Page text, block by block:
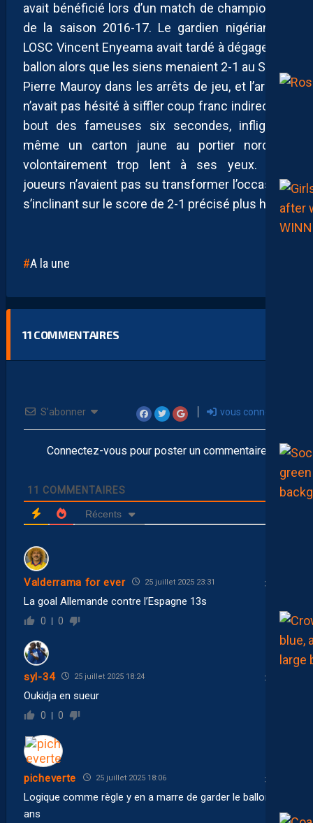
avait bénéficié lors d’un match de championnat
de la saison 2016-17. Le gardien nigérian du
LOSC Vincent Enyeama avait tardé à dégager un
ballon alors que les siens menaient 2-1 au Stade
Pierre Mauroy dans les arrêts de jeu, et l’arbitre
n’avait pas hésité à siffler coup franc indirect au
bout des fameuses six secondes, infligeant
même un carton jaune au portier nordiste
volontairement trop lent à ses yeux. Nos
joueurs n’avaient pas su transformer l’occasion,
s’inclinant sur le score de 2-1 précisé plus haut.
A la une
11 COMMENTAIRES
S’abonner vous connecter
Connectez-vous pour poster un commentaire
11 COMMENTAIRES
Récents
Valderrama for ever 25 juillet 2025 23:31
La goal Allemande contre l’Espagne 13s
0 0
syl-34 25 juillet 2025 18:24
Oukidja en sueur
0 0
picheverte 25 juillet 2025 18:06
Logique comme règle y en a marre de garder le ballon 10
ans